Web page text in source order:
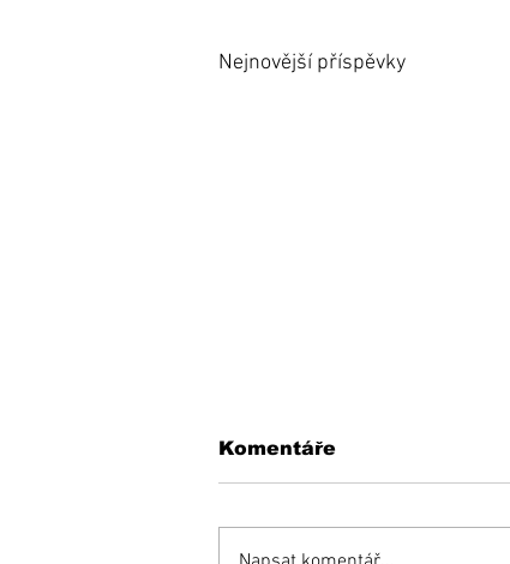
Nejnovější příspěvky
Komentáře